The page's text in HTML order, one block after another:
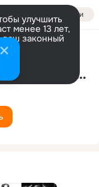
Войти
улучшить
менее 13 лет,
законный
East Coast Killa Beez